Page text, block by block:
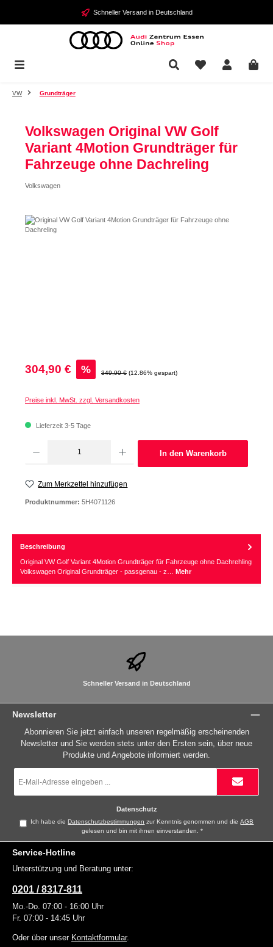
Zum Hauptinhalt springen Schneller Versand in Deutschland
VW Grundträger
Volkswagen Original VW Golf
Variant 4Motion Grundträger für
Fahrzeuge ohne Dachreling
Volkswagen
Bildergalerie überspringen
Verkaufspreis:
304,90 € % Regulärer Preis:
349,90 € (12.86% gespart)
Preise inkl. MwSt. zzgl. Versandkosten
Lieferzeit 3-5 Tage
In den Warenkorb
Zum Merkzettel hinzufügen
Produktnummer: 5H4071126
Beschreibung
Original VW Golf Variant 4Motion Grundträger für Fahrzeuge ohne Dachrehling
Volkswagen Original Grundträger - passgenau - z… Mehr
Schneller Versand in Deutschland
Newsletter
Abonnieren Sie jetzt einfach unseren regelmäßig erscheinenden
Newsletter und Sie werden stets unter den Ersten sein, über neue
Produkte und Angebote informiert werden.
Mail-
Datenschutz
Ich habe dieDatenschutzbestimmungen zur Kenntnis genommen und dieAGB
gelesen und bin mit ihnen einverstanden.*
Service-Hotline
Unterstützung und Beratung unter:
0201 / 8317-811
Mo.-Do. 07:00 - 16:00 Uhr
Fr. 07:00 - 14:45 Uhr
Oder über unser Kontaktformular.